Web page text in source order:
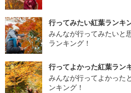
行ってみたい紅葉ランキ
みんなが行ってみたいと
ランキング！
行ってよかった紅葉ラン
みんなが行ってよかった
ンキング！